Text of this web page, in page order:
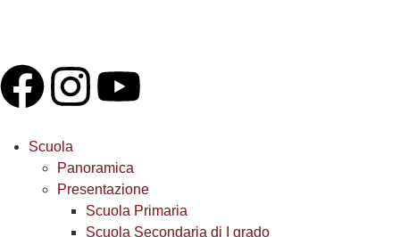
Scuola
Panoramica
Presentazione
Scuola Primaria
Scuola Secondaria di I grado